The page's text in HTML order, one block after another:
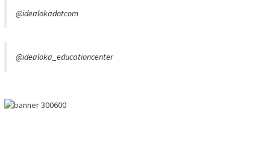
@idealokadotcom
@idealoka_educationcenter